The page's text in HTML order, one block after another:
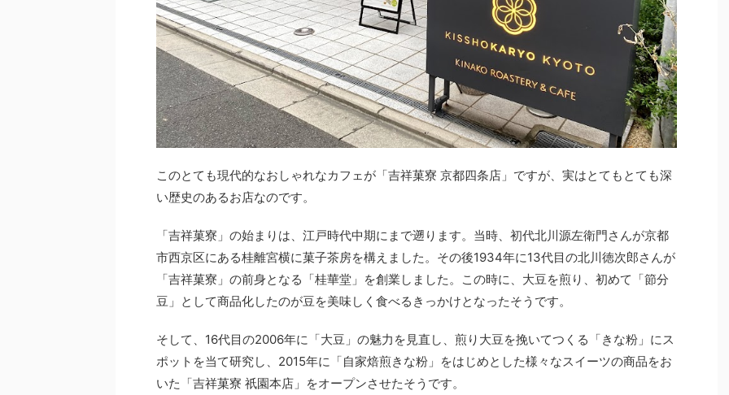
このとても現代的なおしゃれなカフェが「吉祥菓寮 京都四条店」ですが、実はとてもとても深
い歴史のあるお店なのです。
「吉祥菓寮」の始まりは、江戸時代中期にまで遡ります。当時、初代北川源左衛門さんが京都
市西京区にある桂離宮横に菓子茶房を構えました。その後1934年に13代目の北川徳次郎さんが
「吉祥菓寮」の前身となる「桂華堂」を創業しました。この時に、大豆を煎り、初めて「節分
豆」として商品化したのが豆を美味しく食べるきっかけとなったそうです。
そして、16代目の2006年に「大豆」の魅力を見直し、煎り大豆を挽いてつくる「きな粉」にス
ポットを当て研究し、2015年に「自家焙煎きな粉」をはじめとした様々なスイーツの商品をお
いた「吉祥菓寮 祇園本店」をオープンさせたそうです。